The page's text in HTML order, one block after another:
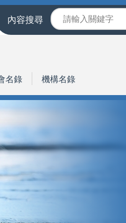
內容搜尋
名錄 機構名錄